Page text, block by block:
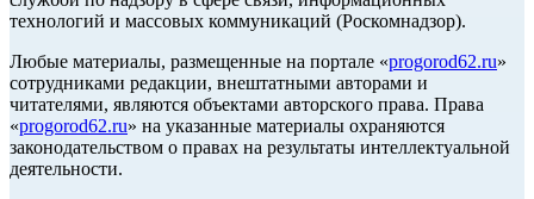
технологий и массовых коммуникаций (Роскомнадзор).
Любые материалы, размещенные на портале «progorod62.ru»
сотрудниками редакции, внештатными авторами и
читателями, являются объектами авторского права. Права
«progorod62.ru» на указанные материалы охраняются
законодательством о правах на результаты интеллектуальной
деятельности.